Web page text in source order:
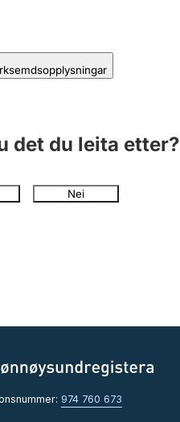
det du leita etter?
Nei
974 760 673